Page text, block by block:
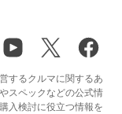
するクルマに関するあ
スペックなどの公式情
入検討に役立つ情報を